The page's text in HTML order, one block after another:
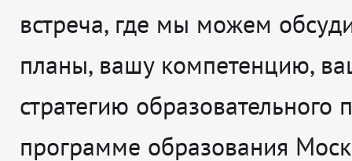
встреча, где мы можем
планы, вашу компетенцию,
стратегию образовательного
программе образования